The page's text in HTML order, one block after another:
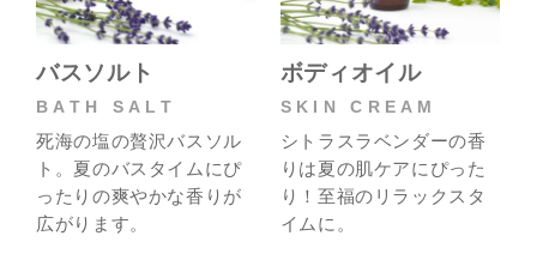
バスソルト
BATH SALT
死海の塩の贅沢バスソル
ト。夏のバスタイムにぴ
ったりの爽やかな香りが
広がります。
ボディオイル
SKIN CREAM
シトラスラベンダーの香
りは夏の肌ケアにぴった
り！至福のリラックスタ
イムに。